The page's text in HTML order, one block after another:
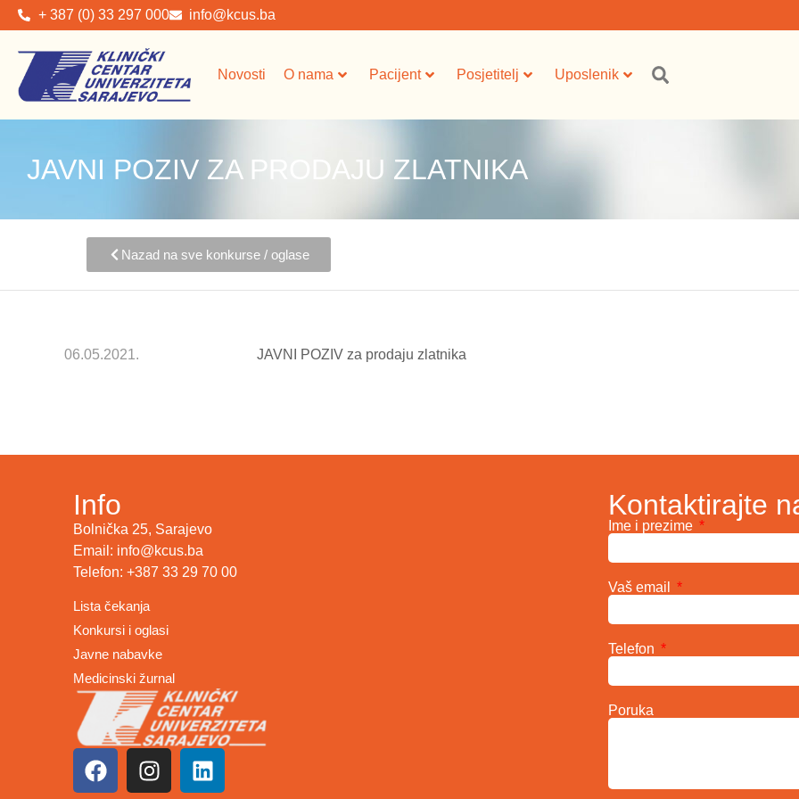
+ 387 (0) 33 297 000 info@kcus.ba
Novosti O nama Pacijent Posjetitelj Uposlenik
JAVNI POZIV ZA PRODAJU ZLATNIKA
Nazad na sve konkurse / oglase
06.05.2021. JAVNI POZIV za prodaju zlatnika
Info
Bolnička 25, Sarajevo
Email: info@kcus.ba
Telefon: +387 33 29 70 00
Lista čekanja
Konkursi i oglasi
Javne nabavke
Medicinski žurnal
Kontaktirajte
Ime i prezime
Vaš email
Telefon
Poruka